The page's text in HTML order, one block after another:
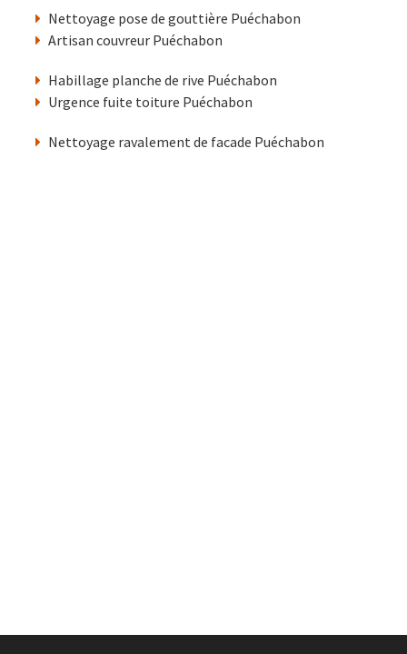
Nettoyage pose de gouttière Puéchabon
Artisan couvreur Puéchabon
Habillage planche de rive Puéchabon
Urgence fuite toiture Puéchabon
Nettoyage ravalement de facade Puéchabon